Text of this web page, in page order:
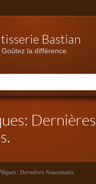
Bastian
Goûtez la différence
Dernières
Dernières Nouveautés.